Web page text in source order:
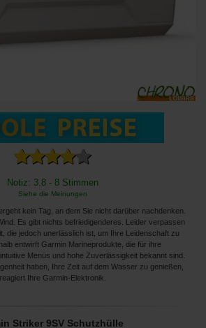
Notiz: 3.8 - 8 Stimmen
Siehe die Meinungen
kein Tag, an dem Sie nicht darüber nachdenken.
Es gibt nichts befriedigenderes. Leider verpassen
die jedoch unerlässlich ist, um Ihre Leidenschaft zu
entwirft Garmin Marineprodukte, die für ihre
Menüs und hohe Zuverlässigkeit bekannt sind.
haben, Ihre Zeit auf dem Wasser zu genießen,
reagiert Ihre Garmin-Elektronik.
Striker 9SV Schutzhülle